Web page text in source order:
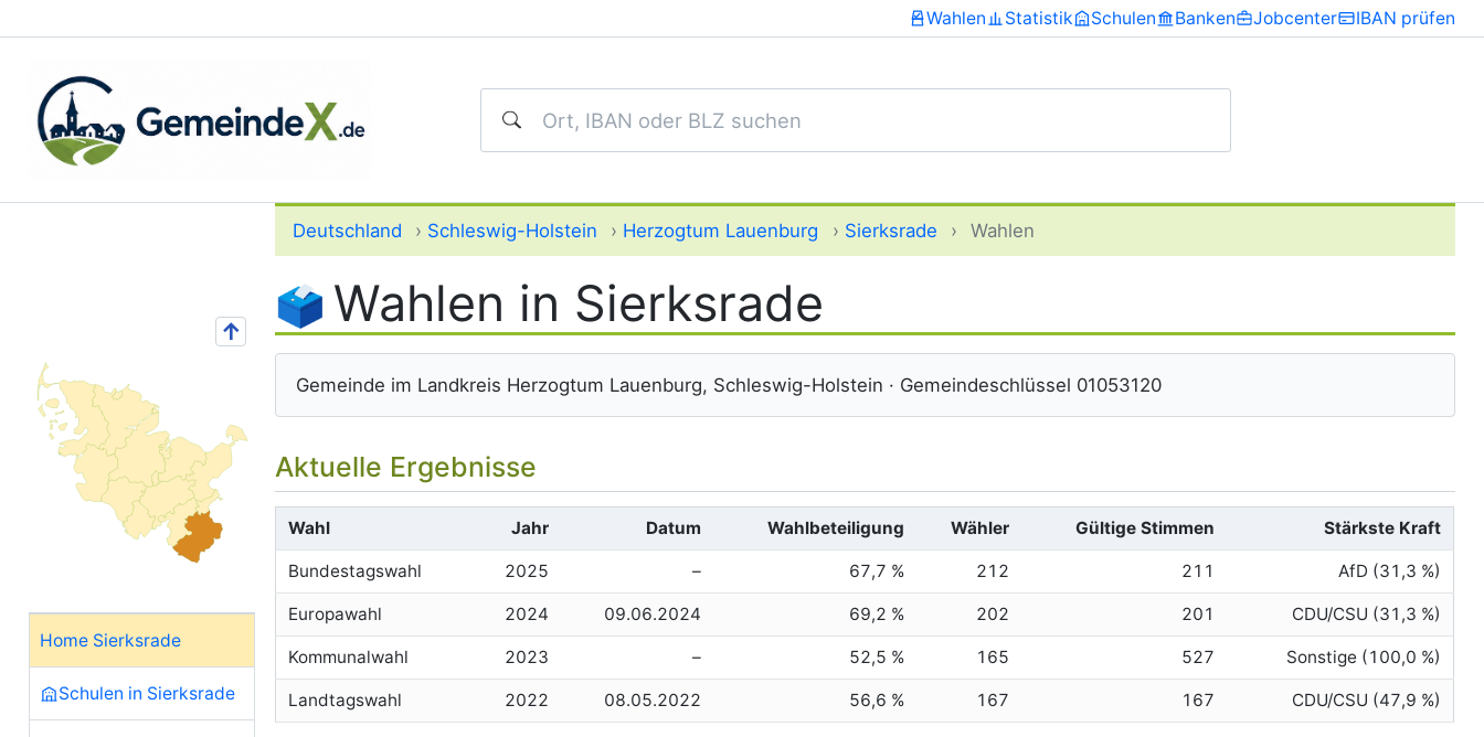
Wahlen Statistik Schulen Banken Jobcenter IBAN prüfen
↑
Home Sierksrade
Schulen in Sierksrade
Deutschland › Schleswig-Holstein › Herzogtum Lauenburg › Sierksrade › Wahlen
Wahlen in Sierksrade
Gemeinde im Landkreis Herzogtum Lauenburg, Schleswig-Holstein · Gemeindeschlüssel 01053120
Aktuelle Ergebnisse
Wahl Jahr Datum Wahlbeteiligung Wähler Gültige Stimmen Stärkste Kraft
Bundestagswahl 2025 – 67,7 % 212 211 AfD (31,3 %)
Europawahl 2024 09.06.2024 69,2 % 202 201 CDU/CSU (31,3 %)
Kommunalwahl 2023 – 52,5 % 165 527 Sonstige (100,0 %)
Landtagswahl 2022 08.05.2022 56,6 % 167 167 CDU/CSU (47,9 %)